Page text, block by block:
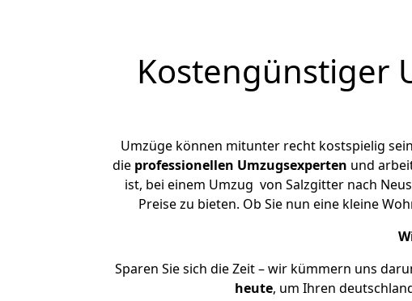
Kostengünstiger
Umzüge können mitunter recht kostspielig
die professionellen Umzugsexperten und
ist, bei einem Umzug von Salzgitter nach
Preise zu bieten. Ob Sie nun eine kleine
Sparen Sie sich die Zeit – wir kümmern uns
heute, um Ihren